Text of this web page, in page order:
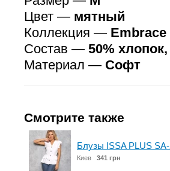
Цвет — мятный
Коллекция — Embrace
Состав — 50%
Материал — Софт
Смотрите также
Блузы ISSA PLUS
Киев 341 грн